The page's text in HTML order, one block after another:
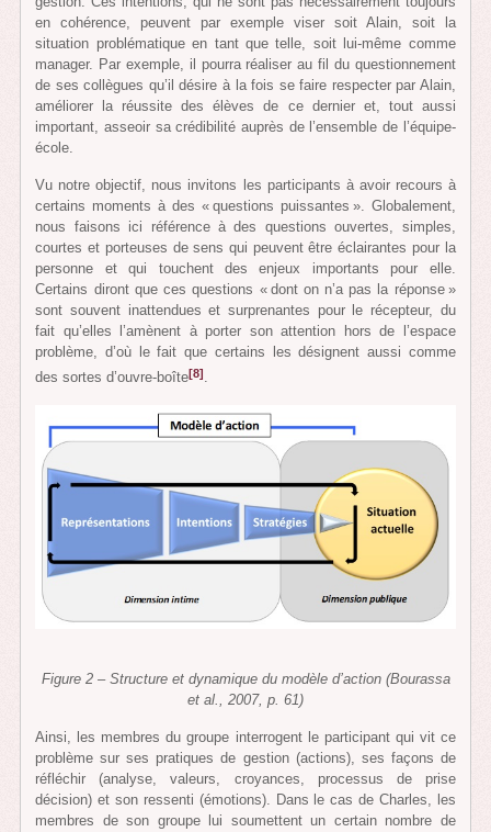
en cohérence, peuvent par exemple viser soit Alain, soit la
situation problématique en tant que telle, soit lui-même comme
manager. Par exemple, il pourra réaliser au fil du questionnement
de ses collègues qu’il désire à la fois se faire respecter par Alain,
améliorer la réussite des élèves de ce dernier et, tout aussi
important, asseoir sa crédibilité auprès de l’ensemble de l’équipe-
école.
Vu notre objectif, nous invitons les participants à avoir recours à
certains moments à des « questions puissantes ». Globalement,
nous faisons ici référence à des questions ouvertes, simples,
courtes et porteuses de sens qui peuvent être éclairantes pour la
personne et qui touchent des enjeux importants pour elle.
Certains diront que ces questions « dont on n’a pas la réponse »
sont souvent inattendues et surprenantes pour le récepteur, du
fait qu’elles l’amènent à porter son attention hors de l’espace
problème, d’où le fait que certains les désignent aussi comme
des sortes d’ouvre-boîte[8].
Figure 2 – Structure et dynamique du modèle d’action (Bourassa
et al., 2007, p. 61)
Ainsi, les membres du groupe interrogent le participant qui vit ce
problème sur ses pratiques de gestion (actions), ses façons de
réfléchir (analyse, valeurs, croyances, processus de prise
décision) et son ressenti (émotions). Dans le cas de Charles, les
membres de son groupe lui soumettent un certain nombre de